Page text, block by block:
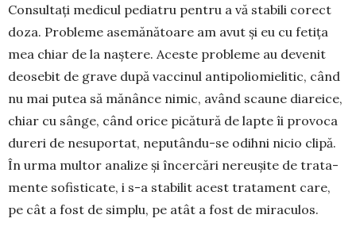
Con­­sultați medicul pediatru pentru a vă sta­bili corect
do­za. Probleme ase­mă­nă­toare am avut și eu cu fetița
mea chiar de la naș­tere. Aceste pro­bleme au devenit
de­o­sebit de grave după vaccinul anti­polio­mielitic, când
nu mai putea să mă­nânce nimic, având sca­une dia­re­i­ce,
chiar cu sânge, când orice pi­că­tură de lap­te îi pro­vo­ca
dureri de nesupor­tat, nepu­tân­du-se odih­ni nicio cli­pă.
În ur­ma mul­tor ana­lize și în­cercări ne­re­u­șite de tra­­ta­
men­te sofis­ti­cate, i s-a sta­bilit acest tra­ta­ment ca­re,
pe cât a fost de simplu, pe atât a fost de mi­ra­cu­­los.